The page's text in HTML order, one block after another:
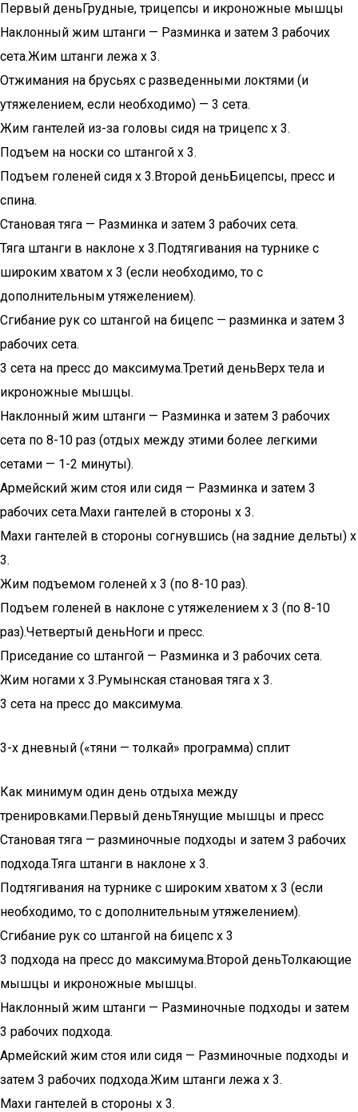
Первый деньГрудные, трицепсы и икроножные мышцы
Наклонный жим штанги — Разминка и затем 3 рабочих
сета.Жим штанги лежа х 3.
Отжимания на брусьях с разведенными локтями (и
утяжелением, если необходимо) — 3 сета.
Жим гантелей из-за головы сидя на трицепс х 3.
Подъем на носки со штангой х 3.
Подъем голеней сидя х 3.Второй деньБицепсы, пресс и
спина.
Становая тяга — Разминка и затем 3 рабочих сета.
Тяга штанги в наклоне х 3.Подтягивания на турнике с
широким хватом х 3 (если необходимо, то с
дополнительным утяжелением).
Сгибание рук со штангой на бицепс — разминка и затем 3
рабочих сета.
3 сета на пресс до максимума.Третий деньВерх тела и
икроножные мышцы.
Наклонный жим штанги — Разминка и затем 3 рабочих
сета по 8-10 раз (отдых между этими более легкими
сетами — 1-2 минуты).
Армейский жим стоя или сидя — Разминка и затем 3
рабочих сета.Махи гантелей в стороны х 3.
Махи гантелей в стороны согнувшись (на задние дельты) х
3.
Жим подъемом голеней х 3 (по 8-10 раз).
Подъем голеней в наклоне с утяжелением х 3 (по 8-10
раз).Четвертый деньНоги и пресс.
Приседание со штангой — Разминка и 3 рабочих сета.
Жим ногами х 3.Румынская становая тяга х 3.
3 сета на пресс до максимума.
3-х дневный («тяни — толкай» программа) сплит
Как минимум один день отдыха между
тренировками.Первый деньТянущие мышцы и пресс
Становая тяга — разминочные подходы и затем 3 рабочих
подхода.Тяга штанги в наклоне х 3.
Подтягивания на турнике с широким хватом х 3 (если
необходимо, то с дополнительным утяжелением).
Сгибание рук со штангой на бицепс х 3
3 подхода на пресс до максимума.Второй деньТолкающие
мышцы и икроножные мышцы.
Наклонный жим штанги — Разминочные подходы и затем
3 рабочих подхода.
Армейский жим стоя или сидя — Разминочные подходы и
затем 3 рабочих подхода.Жим штанги лежа х 3.
Махи гантелей в стороны х 3.